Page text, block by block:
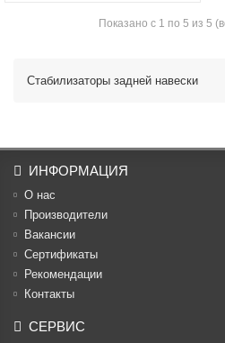
Показано с 1 по 5 из 5
Стабилизаторы задней навески
ИНФОРМАЦИЯ
О нас
Производители
Вакансии
Cертификаты
Рекомендации
Контакты
СЕРВИС